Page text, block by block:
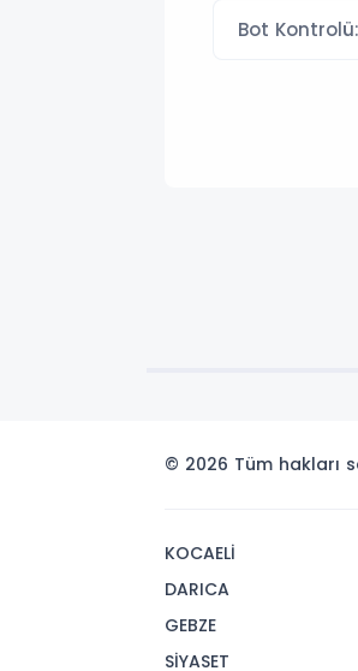
Bot
© 2026 Tüm hakları
KOCAELİ
DARICA
GEBZE
SİYASET